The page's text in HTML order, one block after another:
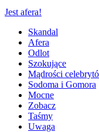
Jest afera!
Skandal
Afera
Odlot
Szokujące
Mądrości
Sodoma i Gomora
Mocne
Zobacz
Taśmy
Uwaga